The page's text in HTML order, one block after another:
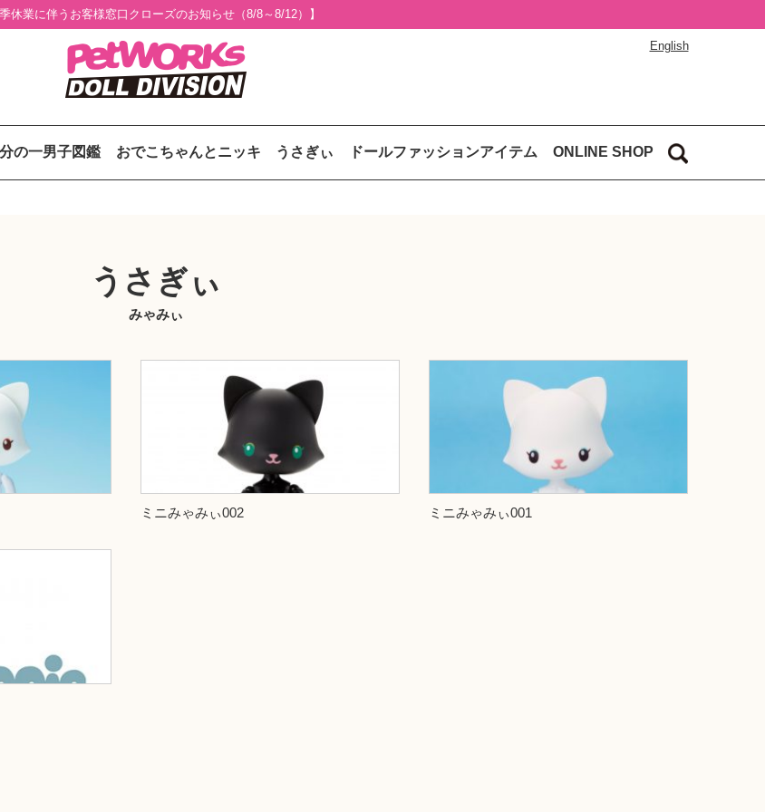
季休業に伴うお客様窓口クローズのお知らせ（8/8～8/12）】
English
の一男子図鑑 おでこちゃんとニッキ うさぎぃ ドールファッションアイテム ONLINE SHOP
うさぎぃ
みゃみぃ
ミニみゃみぃ002 ミニみゃみぃ001